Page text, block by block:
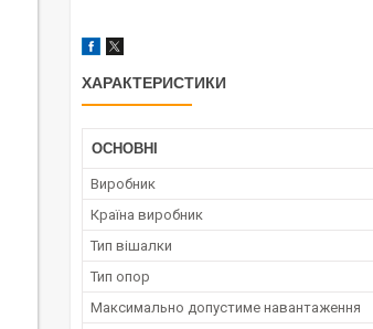
ХАРАКТЕРИСТИКИ
ОСНОВНІ
Виробник
Країна виробник
Тип вішалки
Тип опор
Максимально допустиме навантаження